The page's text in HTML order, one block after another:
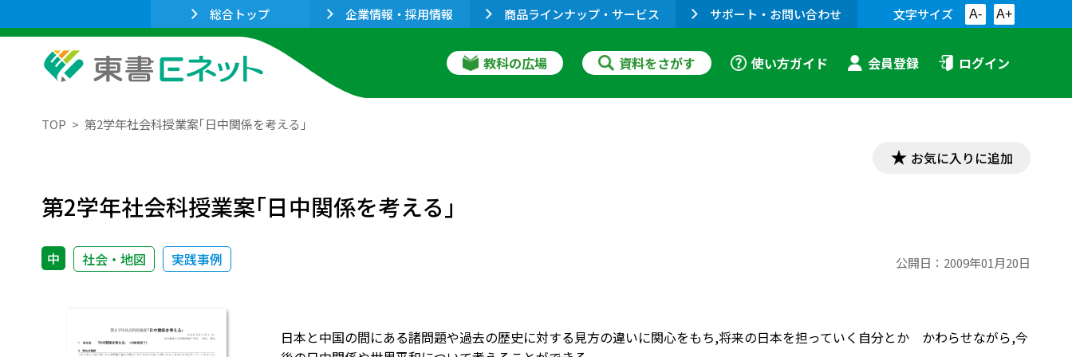
総合トップ 企業情報・採用情報 商品ラインナップ・サービス サポート・お問い合わせ 文字サイズ A- A+
教科の広場 資料をさがす 使い方ガイド 会員登録 ログイン
TOP 第2学年社会科授業案｢日中関係を考える｣
お気に入りに追加
第2学年社会科授業案｢日中関係を考える｣
中 社会・地図 実践事例 公開日： 2009年01月20日
日本と中国の間にある諸問題や過去の歴史に対する見方の違いに関心をもち,将来の日本を担っていく自分とか かわらせながら,今